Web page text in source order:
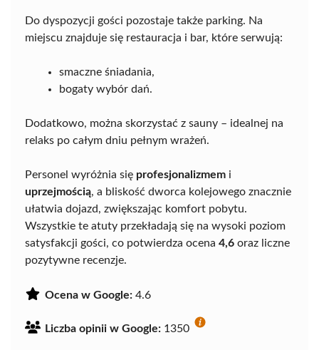
Do dyspozycji gości pozostaje także parking. Na
miejscu znajduje się restauracja i bar, które serwują:
smaczne śniadania,
bogaty wybór dań.
Dodatkowo, można skorzystać z sauny – idealnej na
relaks po całym dniu pełnym wrażeń.
Personel wyróżnia się profesjonalizmem i
uprzejmością, a bliskość dworca kolejowego znacznie
ułatwia dojazd, zwiększając komfort pobytu.
Wszystkie te atuty przekładają się na wysoki poziom
satysfakcji gości, co potwierdza ocena 4,6 oraz liczne
pozytywne recenzje.
Ocena w Google: 4.6
Liczba opinii w Google: 1350